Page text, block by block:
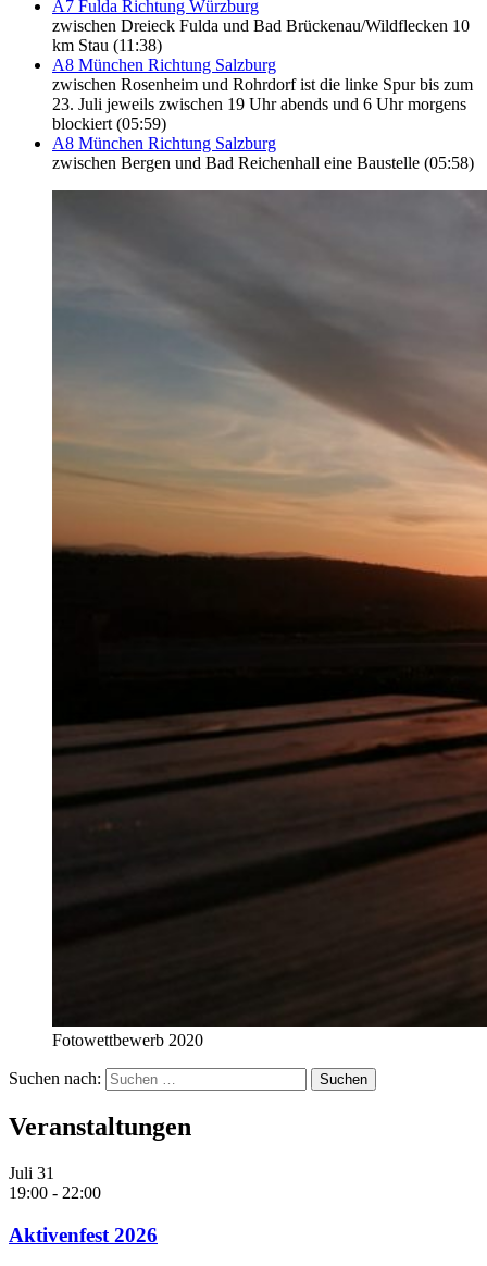
A7 Fulda Richtung Würzburg
zwischen Dreieck Fulda und Bad Brückenau/Wildflecken 10
km Stau (11:38)
A8 München Richtung Salzburg
zwischen Rosenheim und Rohrdorf ist die linke Spur bis zum
23. Juli jeweils zwischen 19 Uhr abends und 6 Uhr morgens
blockiert (05:59)
A8 München Richtung Salzburg
zwischen Bergen und Bad Reichenhall eine Baustelle (05:58)
Fotowettbewerb 2020
Suchen nach:
Veranstaltungen
Juli 31
19:00 - 22:00
Aktivenfest 2026